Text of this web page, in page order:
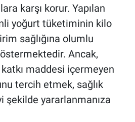
karşı korur. Yapılan
yoğurt tüketiminin kilo
sağlığına olumlu
Ancak,
maddesi içermeyen
tercih etmek, sağlık
şekilde yararlanmanıza